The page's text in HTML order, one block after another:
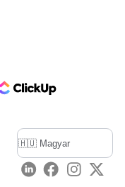
Logo
LinkedInFacebook
Instagram
Twitter